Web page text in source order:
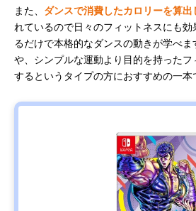
また、 ダンスで消費したカロリーを算出
れているので日々のフィットネスにも
るだけで本格的なダンスの動きが学べ
や、シンプルな運動より目的を持ったフ
するというタイプの方におすすめの一本